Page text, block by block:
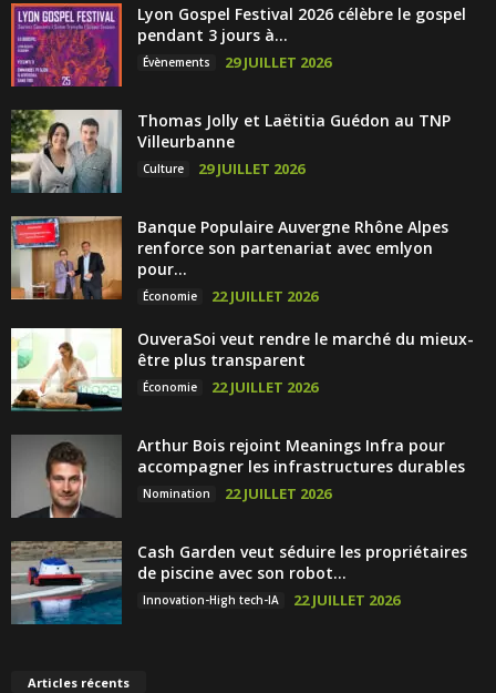
Lyon Gospel Festival 2026 célèbre le gospel
pendant 3 jours à...
Évènements 29 JUILLET 2026
Thomas Jolly et Laëtitia Guédon au TNP
Villeurbanne
Culture 29 JUILLET 2026
Banque Populaire Auvergne Rhône Alpes
renforce son partenariat avec emlyon
pour...
Économie 22 JUILLET 2026
OuveraSoi veut rendre le marché du mieux-
être plus transparent
Économie 22 JUILLET 2026
Arthur Bois rejoint Meanings Infra pour
accompagner les infrastructures durables
Nomination 22 JUILLET 2026
Cash Garden veut séduire les propriétaires
de piscine avec son robot...
Innovation-High tech-IA 22 JUILLET 2026
Articles récents